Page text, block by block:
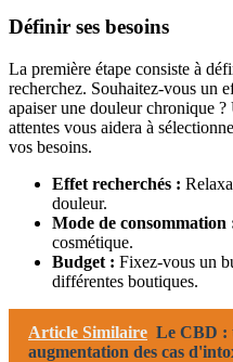
Définir ses besoins
La première étape consiste à
recherchez. Souhaitez-vous un
apaiser une douleur chronique
attentes vous aidera à
vos besoins.
Effet recherchés :
douleur.
Mode de consommation
cosmétique.
Budget : Fixez-vous un
différentes boutiques.
Article Similaire Le CBD :
augmentation des cas